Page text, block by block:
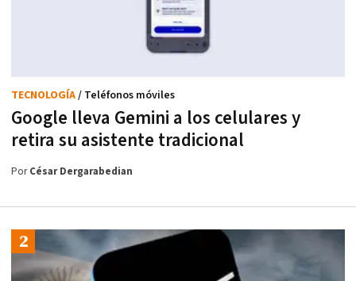
Google lleva Gemini a los celulares y
retira su asistente tradicional
TECNOLOGÍA/ Teléfonos móviles
PorCésar Dergarabedian